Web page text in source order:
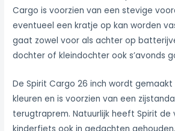
Cargo is voorzien van een stevige
eventueel een kratje op kan worden
gaat zowel voor als achter op
dochter of kleindochter ook s’avonds
De Spirit Cargo 26 inch wordt gemaakt
kleuren en is voorzien van een
terugtraprem. Natuurlijk heeft Spirit de